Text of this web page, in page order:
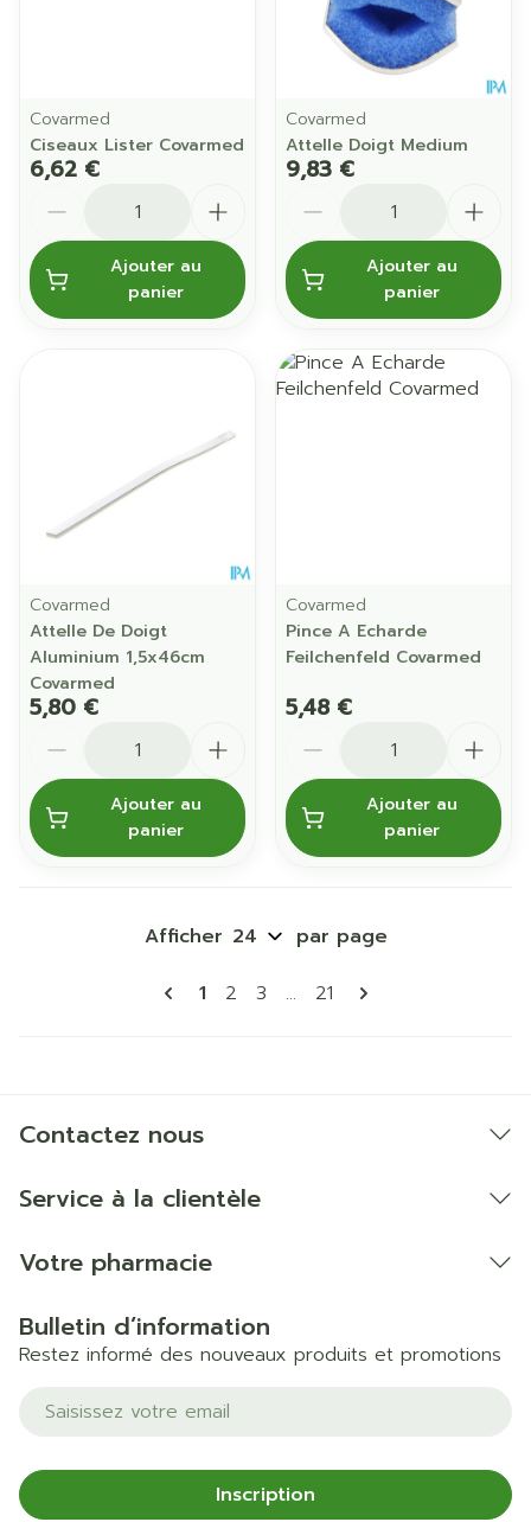
Covarmed
Ciseaux Lister Covarmed
6,62 €
Ajouter au
panier
Covarmed
Attelle Doigt Medium
9,83 €
Ajouter au
panier
Covarmed
Attelle De Doigt
Aluminium 1,5x46cm
Covarmed
5,80 €
Ajouter au
panier
Covarmed
Pince A Echarde
Feilchenfeld Covarmed
5,48 €
Ajouter au
panier
Pages
Vous lisez actuellement la page
1 Page
2 Page
3 ... Page
21
Afficher par page
Contactez nous
Service à la clientèle
Votre pharmacie
Bulletin d’information
Restez informé des nouveaux produits et promotions
Adresse mail
Inscription